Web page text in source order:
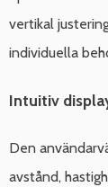
vertikal
individuella
Intuitiv
Den
avstånd,